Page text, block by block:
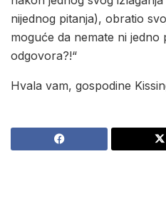
nijednog pitanja), obratio
moguće da nemate ni jedno
odgovora?!“
Hvala vam, gospodine